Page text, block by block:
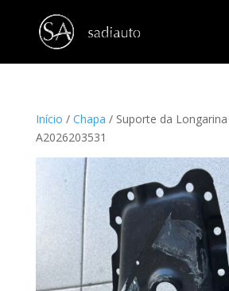
Início / Chapa / Suporte da
A2026203531